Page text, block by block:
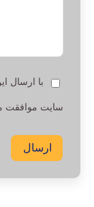
با ارسال
سایت موافقت
ارسال